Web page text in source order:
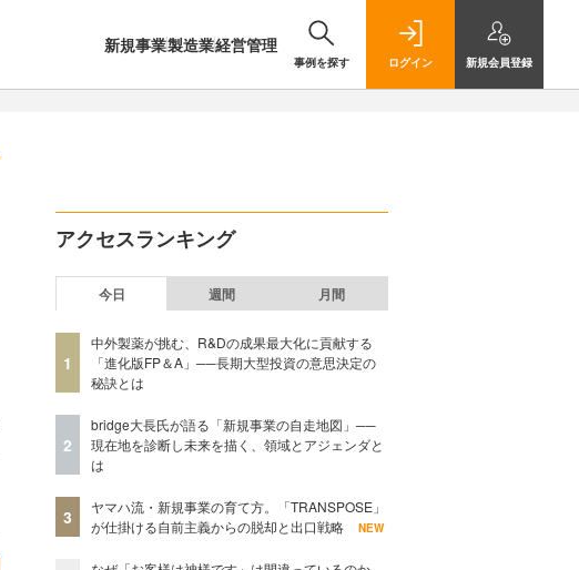
新規事業製造業経営管理
事例を探す ログイン 新規会員登録
アクセスランキング
今日 週間 月間
1
中外製薬が挑む、R&Dの成果最大化に貢献する
「進化版FP＆A」──長期大型投資の意思決定の
秘訣とは
2
bridge大長氏が語る「新規事業の自走地図」──
現在地を診断し未来を描く、領域とアジェンダと
は
3
ヤマハ流・新規事業の育て方。「TRANSPOSE」
が仕掛ける自前主義からの脱却と出口戦略
NEW